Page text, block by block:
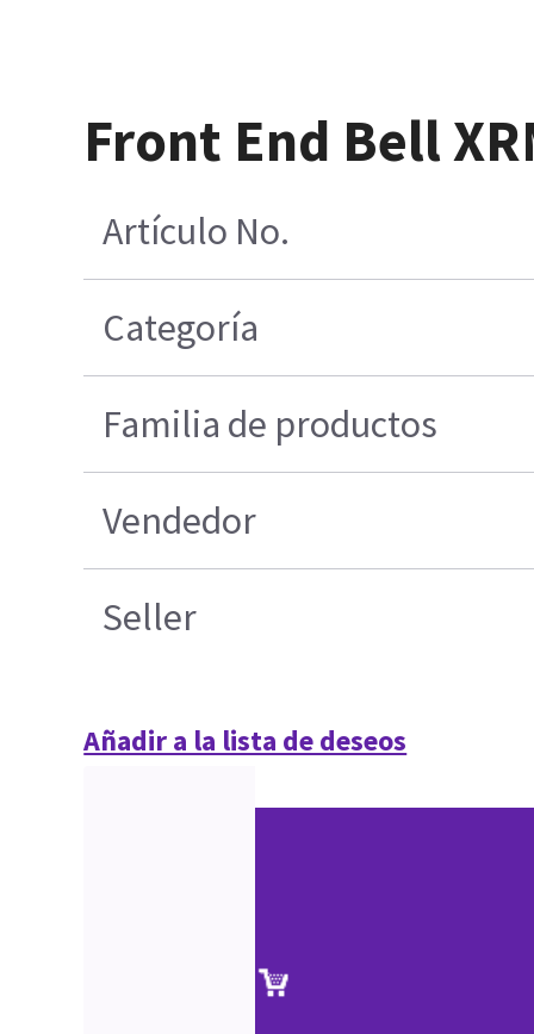
Front End Bell
Artículo No.
Categoría
Familia de productos
Vendedor
Seller
Añadir a la lista de deseos